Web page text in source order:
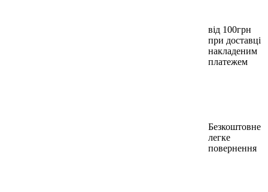
від 100грн
при доставці
накладеним
платежем
Безкоштовне
легке
повернення